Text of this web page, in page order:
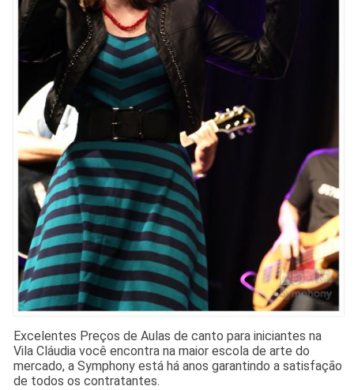
Excelentes Preços de Aulas de canto para iniciantes na
Vila Cláudia você encontra na maior escola de arte do
mercado, a Symphony está há anos garantindo a satisfação
de todos os contratantes.